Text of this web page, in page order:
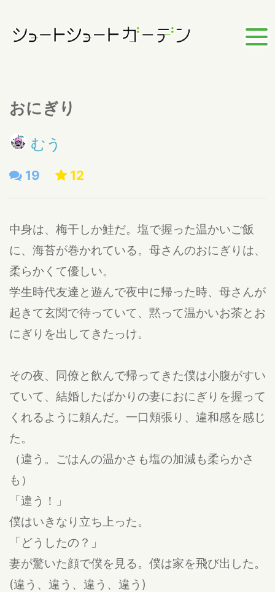
おにぎり
むう
19 12
中身は、梅干しか鮭だ。塩で握った温かいご飯
に、海苔が巻かれている。母さんのおにぎりは、
柔らかくて優しい。
学生時代友達と遊んで夜中に帰った時、母さんが
起きて玄関で待っていて、黙って温かいお茶とお
にぎりを出してきたっけ。
その夜、同僚と飲んで帰ってきた僕は小腹がすい
ていて、結婚したばかりの妻におにぎりを握って
くれるように頼んだ。一口頬張り、違和感を感じ
た。
（違う。ごはんの温かさも塩の加減も柔らかさ
も）
「違う！」
僕はいきなり立ち上った。
「どうしたの？」
妻が驚いた顔で僕を見る。僕は家を飛び出した。
(違う、違う、違う、違う)